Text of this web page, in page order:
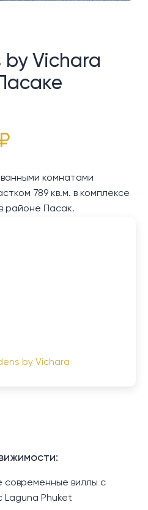
by Vichara
комнатами
789 кв.м. в комплексе
районе Пасак.
by Vichara
виллы с
Laguna Phuket